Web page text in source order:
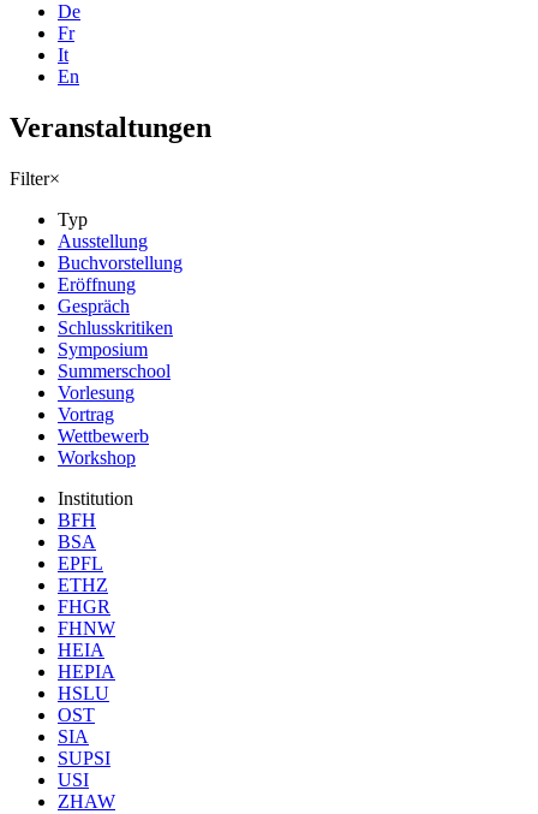
De
Fr
It
En
Veranstaltungen
Filter×
Typ
Ausstellung
Buchvorstellung
Eröffnung
Gespräch
Schlusskritiken
Symposium
Summerschool
Vorlesung
Vortrag
Wettbewerb
Workshop
Institution
BFH
BSA
EPFL
ETHZ
FHGR
FHNW
HEIA
HEPIA
HSLU
OST
SIA
SUPSI
USI
ZHAW